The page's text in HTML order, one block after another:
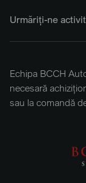
Urmăriți-ne
Echipa BCCH
necesară
sau la comandă